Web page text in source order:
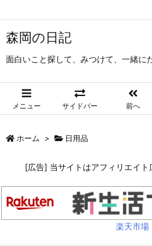
森岡の日記
面白いこと探して、みつけて、一緒に
メニュー サイドバー 前へ
ホーム > 日用品
[広告] 当サイトはアフィリエイト
楽天市場